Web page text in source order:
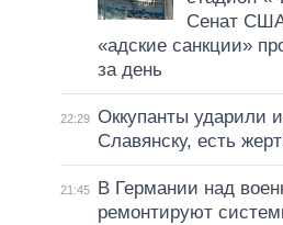
Сенат
«адские санкции»
за день
22:29 Оккупанты ударили
Славянску, есть
21:45
В Германии над
ремонтируют